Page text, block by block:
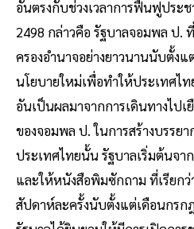
อันตรงกับช่วงเวลาการฟื้นฟูประ
2498 กล่าวคือ รัฐบาลจอมพล ป.
ครองอำนาจอย่างยาวนานนับตั้ง
นโยบายใหม่เพื่อทำให้ประเทศไ
อันเป็นผลมาจากการเดินทางไปเ
ของจอมพล ป. ในการสร้างบรรย
ประเทศไทยนั้น รัฐบาลเริ่มต้นจา
และให้หนังสือพิมซักถาม ที่เรียกว่
สัปดาห์ละครั้งนับตั้งแต่เดือนกรก